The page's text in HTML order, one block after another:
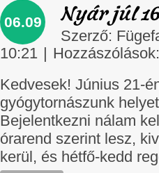
06.09 Nyár júl
Szerző:
10:21 | Hozzászólások:
Kedvesek! Június 21-
gyógytornászunk
Bejelentkezni nálam
órarend szerint lesz,
kerül, és hétfő-kedd